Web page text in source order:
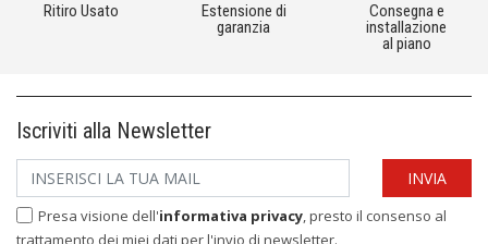
Ritiro Usato
Estensione di
garanzia
Consegna e
installazione
al piano
Iscriviti alla Newsletter
Presa visione dell'informativa privacy, presto il consenso al
trattamento dei miei dati per l'invio di newsletter.